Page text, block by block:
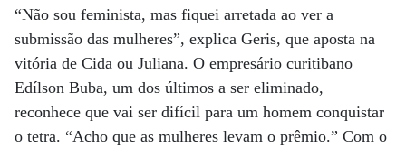
“Não sou feminista, mas fiquei arretada ao ver a
submissão das mulheres”, explica Geris, que aposta na
vitória de Cida ou Juliana. O empresário curitibano
Edílson Buba, um dos últimos a ser eliminado,
reconhece que vai ser difícil para um homem conquistar
o tetra. “Acho que as mulheres levam o prêmio.” Com o